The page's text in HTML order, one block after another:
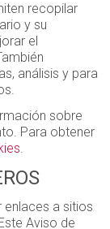
recopilar
y su
el
análisis y para
sobre
Para obtener
.
enlaces a sitios
Aviso de